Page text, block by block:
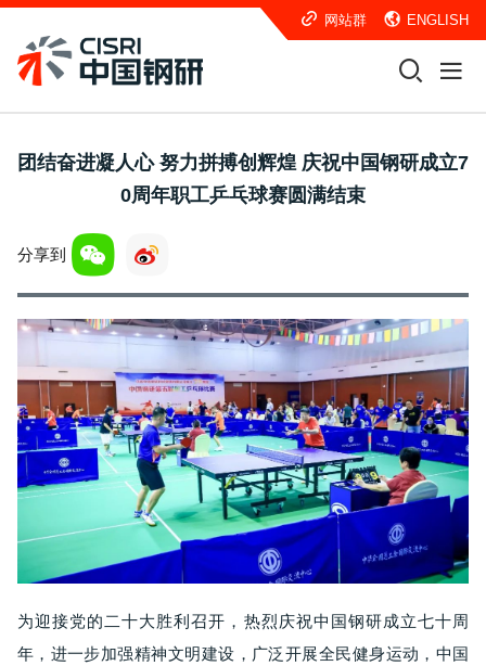
网站群 ENGLISH
团结奋进凝人心 努力拼搏创辉煌 庆祝中国钢研成立7
0周年职工乒乓球赛圆满结束
分享到
为迎接党的二十大胜利召开，热烈庆祝中国钢研成立七十周
年，进一步加强精神文明建设，广泛开展全民健身运动，中国